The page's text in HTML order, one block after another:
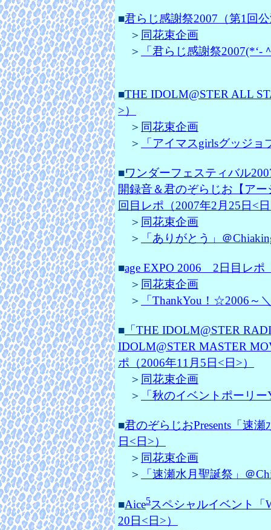
■君らじ感謝祭2007（第1回
＞ 同花束企画
＞
「君らじ感謝祭
■THE IDOLM@STER ALL
>）
＞ 同花束企画
＞
「アイマスgirlsグッジ
■ワンダーフェスティバル
開録音＆君のぞらじお【ア
回目レポ（2007年2月25日<
＞ 同花束企画
＞
「ありがとう」＠
■age EXPO 2006 2日目レポ
＞ 同花束企画
＞
「ThankYou！☆2006～
■ 「THE IDOLM@STER
IDOLM@STER MASTER
ポ （2006年11月5日<日>）
＞ 同花束企画
＞
「秋のイベントポーリ
■君のぞらじおPresents「速
日<日>）
＞ 同花束企画
＞
「速瀬水月聖誕祭」＠
■Aice5スペシャルイベント「
20日<日>）